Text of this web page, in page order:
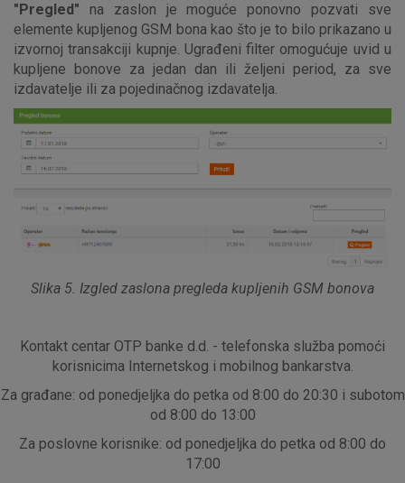
"Pregled" na zaslon je moguće ponovno pozvati sve
elemente kupljenog GSM bona kao što je to bilo prikazano u
izvornoj transakciji kupnje. Ugrađeni filter omogućuje uvid u
kupljene bonove za jedan dan ili željeni period, za sve
izdavatelje ili za pojedinačnog izdavatelja.
Slika 5. Izgled zaslona pregleda kupljenih GSM bonova
Kontakt centar OTP banke d.d. - telefonska služba pomoći
korisnicima Internetskog i mobilnog bankarstva.
Za građane: od ponedjeljka do petka od 8:00 do 20:30 i subotom
od 8:00 do 13:00
Za poslovne korisnike: od ponedjeljka do petka od 8:00 do
17:00
Prihvaćam upotrebu navedenih kolačića
Nužni (tehnički) kolačići - uvijek aktivni
Ovi kolačići nužni su za funkcioniranje internetske stranice i
ne mogu se isključiti u našim sustavima. Uobičajeno se
postavljaju kao odgovor na vaše radnje koje uključuju zahtjev
možete postaviti da blokira te kolačiće ili pošalje upozorenje
o njima, ali u tom slučaju neki dijelovi stranice neće raditi. Ti
kolačići ne pohranjuju nikakve informacije koje bi vas mogle
Detaljnije informacije o kolačićima